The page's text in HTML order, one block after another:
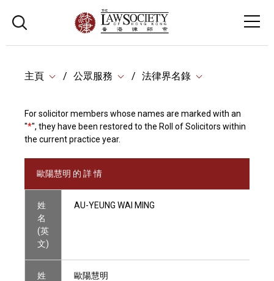
主頁 公眾服務 法律界名錄
For solicitor members whose names are marked with an
"*", they have been restored to the Roll of Solicitors within
the current practice year.
歐陽慧明 的 詳 情
姓
名
(英
文)
AU-YEUNG WAI MING
姓
歐陽慧明